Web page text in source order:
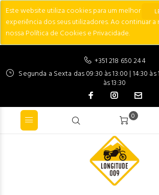
Este website utiliza cookies para um melhor
experiência dos seus utilizadores. Ao continuar a
nossa Política de Cookies e Privacidade.
+351 218 650 244
Segunda a Sexta das 09:30 às 13:00 | 14:30
às 13:30
0